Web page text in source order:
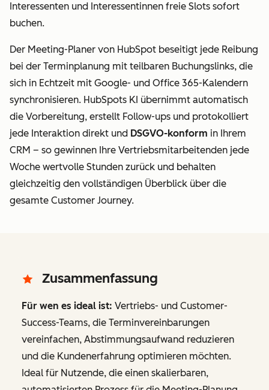
Interessenten und Interessentinnen freie Slots sofort
buchen.
Der Meeting-Planer von HubSpot beseitigt jede Reibung
bei der Terminplanung mit teilbaren Buchungslinks, die
sich in Echtzeit mit Google- und Office 365-Kalendern
synchronisieren. HubSpots KI übernimmt automatisch
die Vorbereitung, erstellt Follow-ups und protokolliert
jede Interaktion direkt und DSGVO-konform in Ihrem
CRM – so gewinnen Ihre Vertriebsmitarbeitenden jede
Woche wertvolle Stunden zurück und behalten
gleichzeitig den vollständigen Überblick über die
gesamte Customer Journey.
Zusammenfassung
Für wen es ideal ist: Vertriebs- und Customer-
Success-Teams, die Terminvereinbarungen
vereinfachen, Abstimmungsaufwand reduzieren
und die Kundenerfahrung optimieren möchten.
Ideal für Nutzende, die einen skalierbaren,